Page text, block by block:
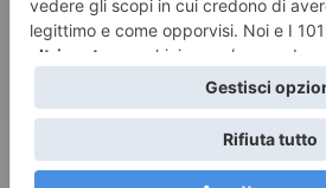
una storia di […]
Leggi tutto